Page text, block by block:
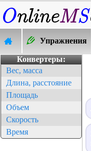
Упражнения
Конвертеры:
Вес, масса
Длина, расстояние
Площадь
Объем
Скорость
Время